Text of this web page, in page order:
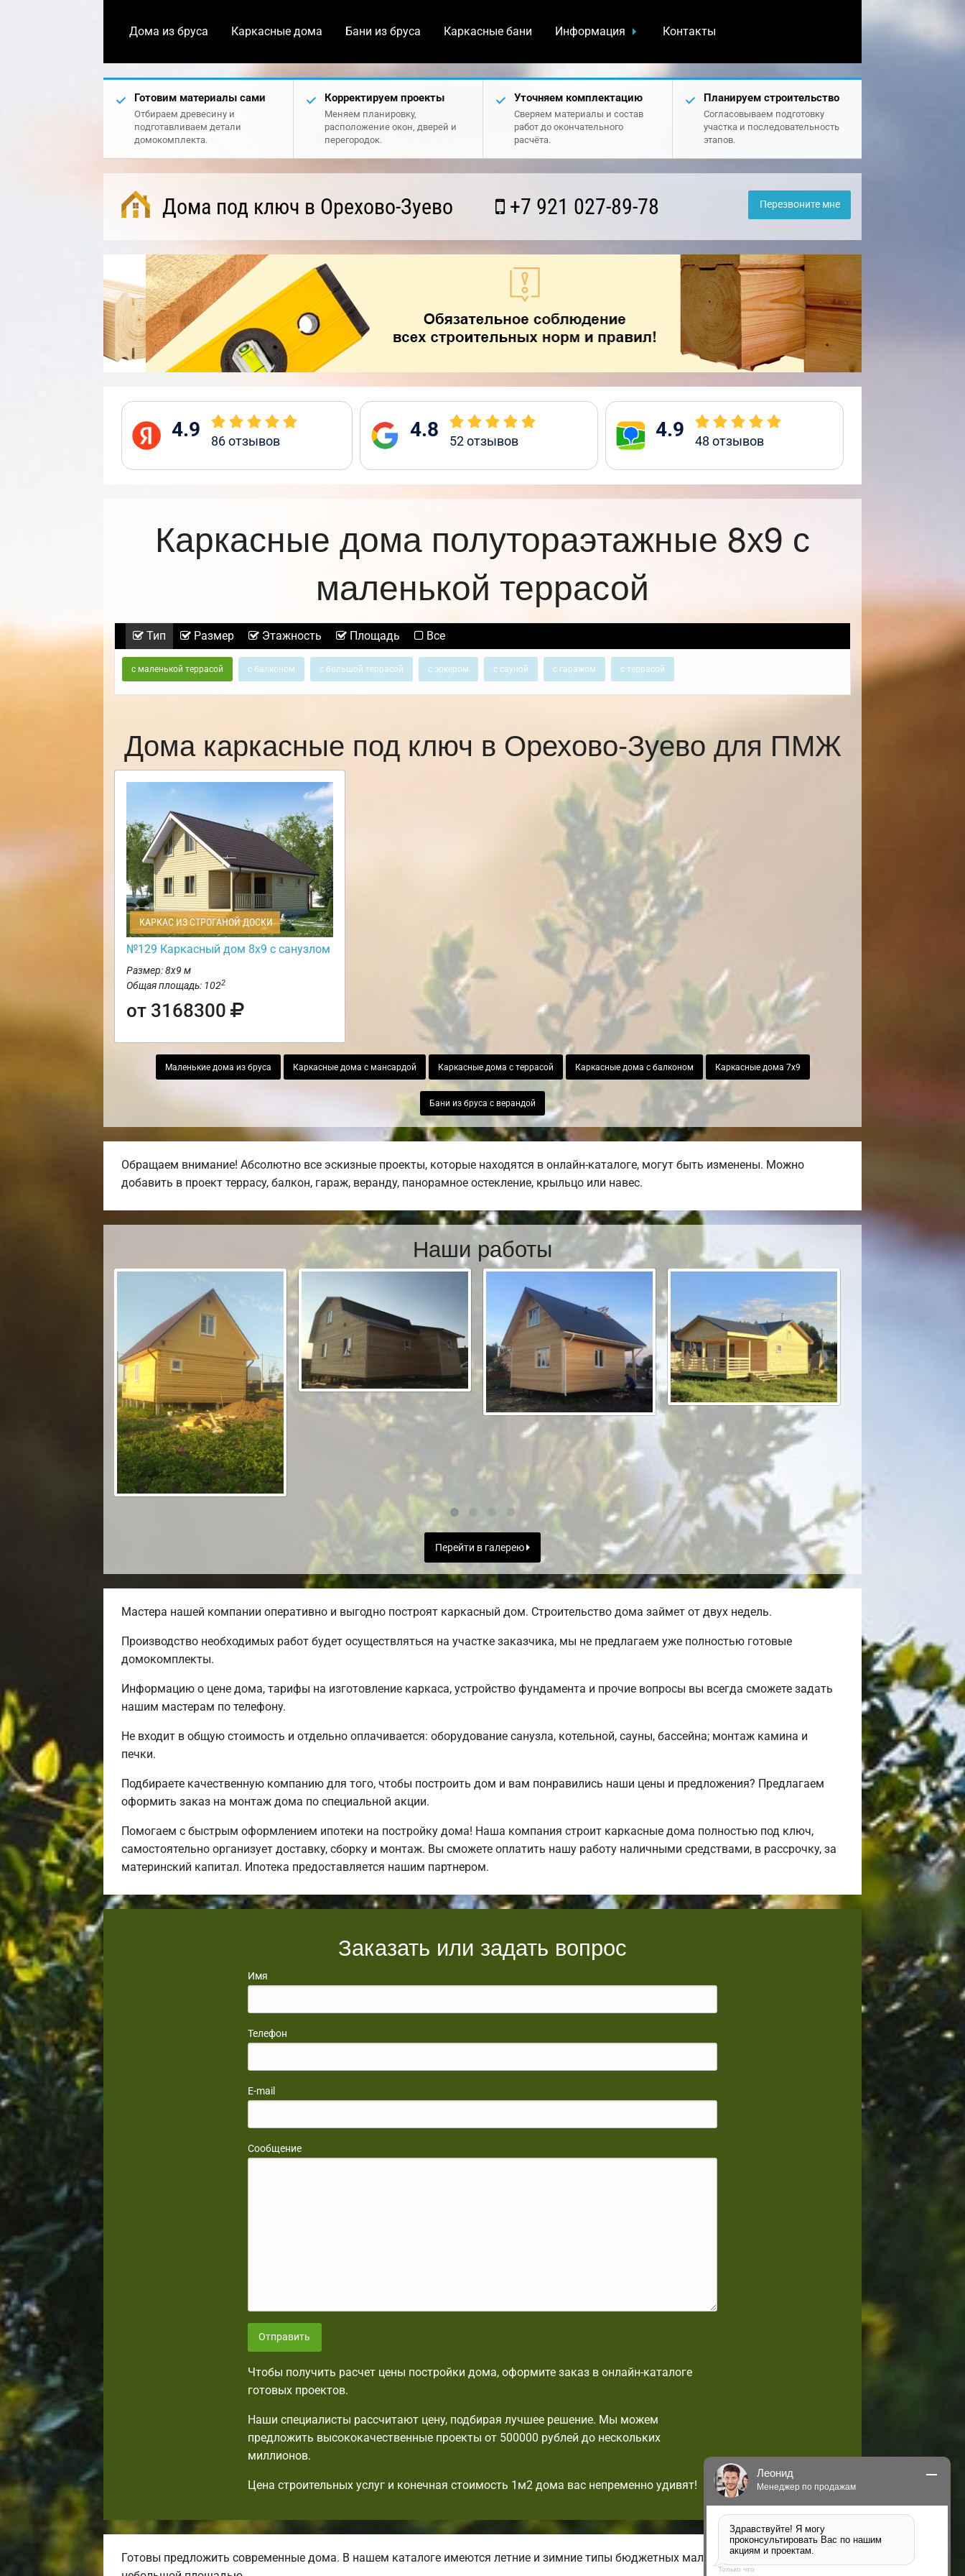
Дома из бруса Каркасные дома Бани из бруса Каркасные бани Информация Контакты
Готовим материалы сами
Отбираем древесину и
подготавливаем детали
домокомплекта.
Корректируем проекты
Меняем планировку,
расположение окон, дверей и
перегородок.
Уточняем комплектацию
Сверяем материалы и состав
работ до окончательного
расчёта.
Планируем строительство
Согласовываем подготовку
участка и последовательность
этапов.
Дома под ключ в Орехово-Зуево +7 921 027-89-78 Перезвоните мне
4.9 86отзывов 4.8 52отзывов 4.9 48 отзывов
Каркасные дома полутораэтажные 8х9 с
маленькой террасой
Тип Размер Этажность Площадь Все
с маленькой террасой с балконом с большой террасой с эркером с сауной с гаражом с террасой
Дома каркасные под ключ в Орехово-Зуево для ПМЖ
КАРКАС ИЗ СТРОГАНОЙ ДОСКИ
№129 Каркасный дом 8х9 с санузлом
Размер: 8х9 м
Общая площадь: 1022
от 3168300
Маленькие дома из бруса Каркасные дома с мансардой Каркасные дома с террасой Каркасные дома с балконом Каркасные дома 7х9
Бани из бруса с верандой
Обращаем внимание! Абсолютно все эскизные проекты, которые находятся в онлайн-каталоге, могут быть изменены. Можно
добавить в проект террасу, балкон, гараж, веранду, панорамное остекление, крыльцо или навес.
Наши работы
Перейти в галерею
Мастера нашей компании оперативно и выгодно построят каркасный дом. Строительство дома займет от двух недель.
Производство необходимых работ будет осуществляться на участке заказчика, мы не предлагаем уже полностью готовые
домокомплекты.
Информацию о цене дома, тарифы на изготовление каркаса, устройство фундамента и прочие вопросы вы всегда сможете задать
нашим мастерам по телефону.
Не входит в общую стоимость и отдельно оплачивается: оборудование санузла, котельной, сауны, бассейна; монтаж камина и
печки.
Подбираете качественную компанию для того, чтобы построить дом и вам понравились наши цены и предложения? Предлагаем
оформить заказ на монтаж дома по специальной акции.
Помогаем с быстрым оформлением ипотеки на постройку дома! Наша компания строит каркасные дома полностью под ключ,
самостоятельно организует доставку, сборку и монтаж. Вы сможете оплатить нашу работу наличными средствами, в рассрочку, за
материнский капитал. Ипотека предоставляется нашим партнером.
Заказать или задать вопрос
Имя
Телефон
E-mail
Сообщение
Отправить
Чтобы получить расчет цены постройки дома, оформите заказ в онлайн-каталоге
готовых проектов.
Наши специалисты рассчитают цену, подбирая лучшее решение. Мы можем
предложить высококачественные проекты от 500000 рублей до нескольких
миллионов.
Цена строительных услуг и конечная стоимость 1м2 дома вас непременно удивят!
Готовы предложить современные дома. В нашем каталоге имеются летние и зимние типы бюджетных малогабаритных домов с
Леонид
Менеджер по продажам
Здравствуйте! Я могу
проконсультировать Вас по нашим
акциям и проектам.
Только что